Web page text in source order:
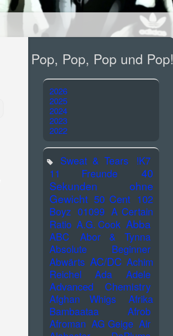
Pop, Pop, Pop und Pop!
2026
2025
2024
2023
2022
Sweat & Tears
!K7
11 Freunde
40
Sekunden ohne
Gewicht 50 Cent 102
Boyz 01099 A Certain
Ratio A.G. Cook Abba
ABC
Abor & Tynna
Absolute Beginner
Abwärts AC/DC Achim
Reichel
Ada Adele
Advanced Chemistry
Afghan Whigs
Afrika
Bambaataa
Afrob
Afroman AG Geige Air